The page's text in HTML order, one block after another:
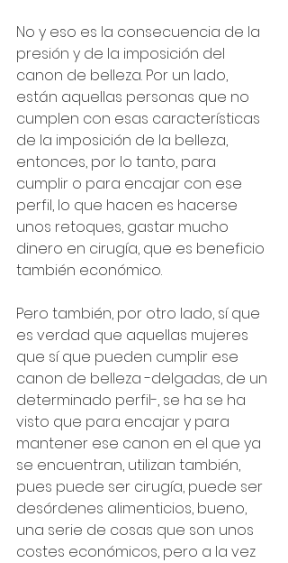
No y eso es la consecuencia de la
presión y de la imposición del
canon de belleza. Por un lado,
están aquellas personas que no
cumplen con esas características
de la imposición de la belleza,
entonces, por lo tanto, para
cumplir o para encajar con ese
perfil, lo que hacen es hacerse
unos retoques, gastar mucho
dinero en cirugía, que es beneficio
también económico.
Pero también, por otro lado, sí que
es verdad que aquellas mujeres
que sí que pueden cumplir ese
canon de belleza -delgadas, de un
determinado perfil-, se ha se ha
visto que para encajar y para
mantener ese canon en el que ya
se encuentran, utilizan también,
pues puede ser cirugía, puede ser
desórdenes alimenticios, bueno,
una serie de cosas que son unos
costes económicos, pero a la vez